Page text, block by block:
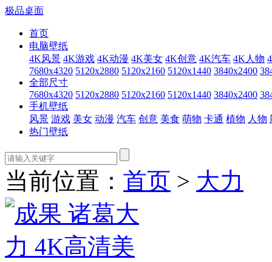
极品桌面
首页
电脑壁纸
4K风景 4K游戏 4K动漫 4K美女 4K创意 4K汽车 4K人物
7680x4320 5120x2880 5120x2160 5120x1440 3840x2400
全部尺寸
7680x4320 5120x2880 5120x2160 5120x1440 3840x2400
手机壁纸
风景 游戏 美女 动漫 汽车 创意 美食 萌物 卡通 植物 人物
热门壁纸
当前位置： 首页 > 大力